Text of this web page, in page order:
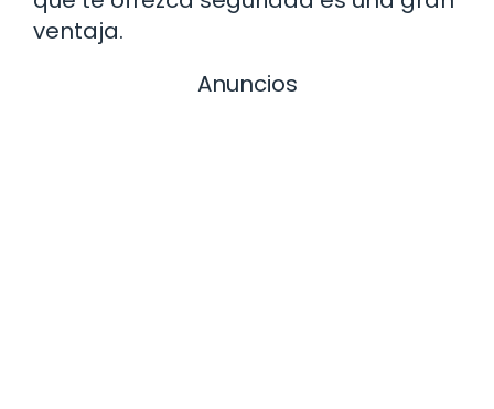
ventaja.
Anuncios